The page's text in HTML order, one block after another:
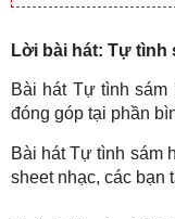
Lời bài hát: Tự tình
Bài hát Tự tình
đóng góp tại phần
Bài hát Tự tình sám
sheet nhạc, các bạn